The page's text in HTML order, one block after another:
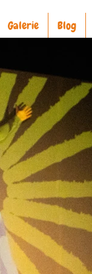
Galerie Blog